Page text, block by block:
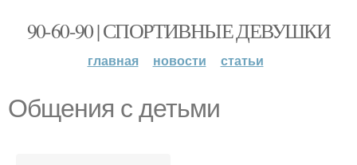
90-60-90 | СПОРТИВНЫЕ ДЕВУШКИ
главная новости статьи
Общения с детьми